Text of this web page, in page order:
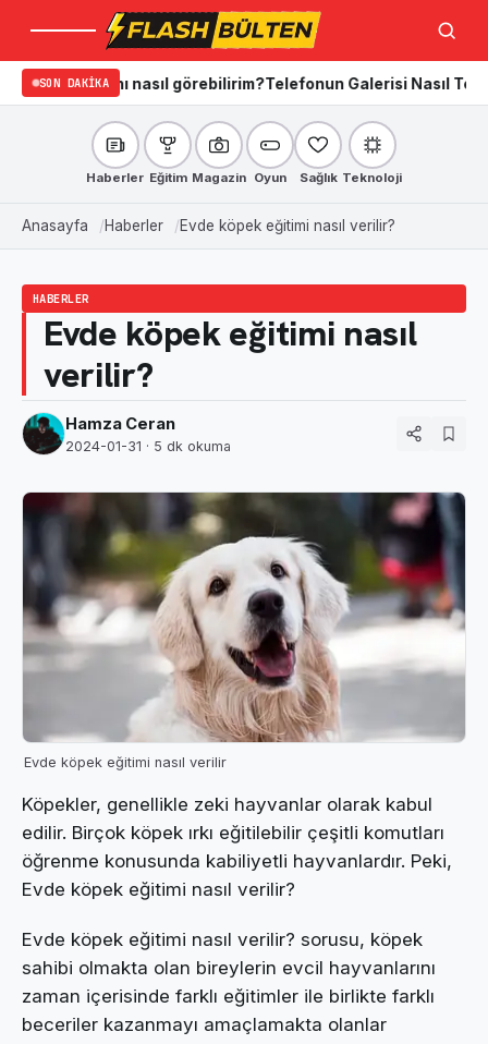
Menü Ara
SON DAKIKA
nasıl görebilirim?Telefonun Galerisi Nasıl Temizlenir?
Haberler Eğitim Magazin Oyun Sağlık Teknoloji
Anasayfa Haberler Evde köpek eğitimi nasıl verilir?
HABERLER
Evde köpek eğitimi nasıl
verilir?
Hamza Ceran
2024-01-31 · 5 dk okuma
Evde köpek eğitimi nasıl verilir
Köpekler, genellikle zeki hayvanlar olarak kabul
edilir. Birçok köpek ırkı eğitilebilir çeşitli komutları
öğrenme konusunda kabiliyetli hayvanlardır. Peki,
Evde köpek eğitimi nasıl verilir?
Evde köpek eğitimi nasıl verilir? sorusu, köpek
sahibi olmakta olan bireylerin evcil hayvanlarını
zaman içerisinde farklı eğitimler ile birlikte farklı
beceriler kazanmayı amaçlamakta olanlar